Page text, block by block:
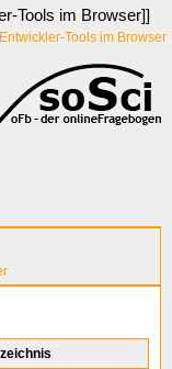
Tools im Browser]]
Entwickler-Tools im Browser